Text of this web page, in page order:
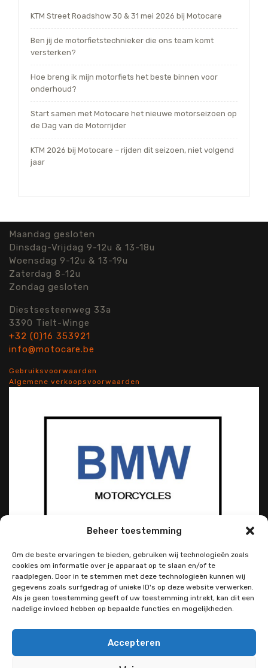
Beheer toestemming
Om de beste ervaringen te bieden, gebruiken wij technologieën zoals
cookies om informatie over je apparaat op te slaan en/of te
raadplegen. Door in te stemmen met deze technologieën kunnen wij
gegevens zoals surfgedrag of unieke ID's op deze website verwerken.
Als je geen toestemming geeft of uw toestemming intrekt, kan dit een
nadelige invloed hebben op bepaalde functies en mogelijkheden.
Accepteren
KTM Street Roadshow 30 & 31 mei 2026 bij Motocare
Ben jij de motorfietstechnieker die ons team komt
versterken?
Hoe breng ik mijn motorfiets het beste binnen voor
onderhoud?
Start samen met Motocare het nieuwe motorseizoen op
de Dag van de Motorrijder
KTM 2026 bij Motocare – rijden dit seizoen, niet volgend
jaar
Maandag gesloten
Dinsdag-Vrijdag 9-12u & 13-18u
Woensdag 9-12u & 13-19u
Zaterdag 8-12u
Zondag gesloten
Diestsesteenweg 33a
3390 Tielt-Winge
+32 (0)16 353921
info@motocare.be
Gebruiksvoorwaarden
Algemene verkoopsvoorwaarden